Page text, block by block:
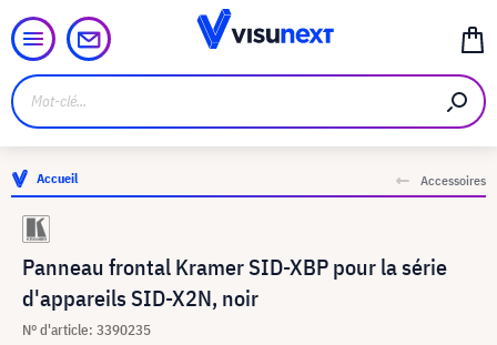
Accueil Accessoires
Panneau frontal Kramer SID-XBP pour la série
d'appareils SID-X2N, noir
N° d'article: 3390235